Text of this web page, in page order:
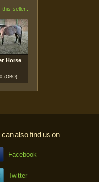
seller...
Horse
(OBO)
can also find us on
Facebook
Twitter